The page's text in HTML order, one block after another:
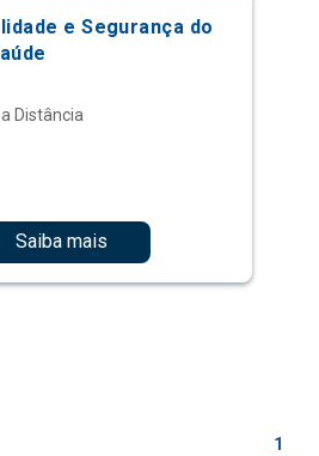
e Segurança do
Distância
Saiba mais
1